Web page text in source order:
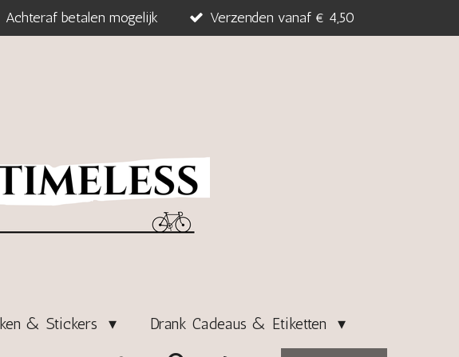
Achteraf betalen mogelijk Verzenden vanaf € 4,50
& Stickers Drank Cadeaus & Etiketten